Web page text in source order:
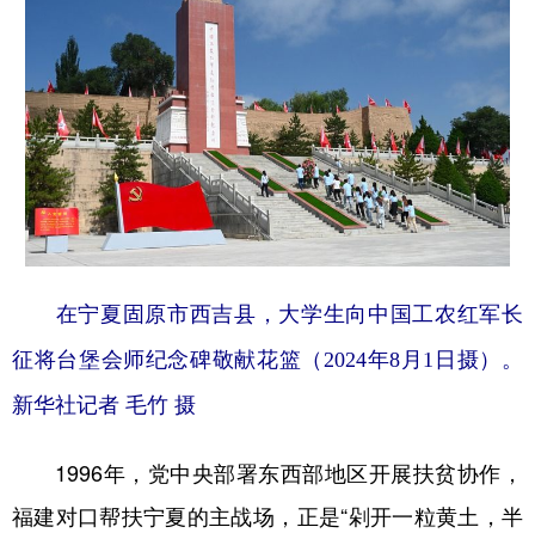
在宁夏固原市西吉县，大学生向中国工农红军长
征将台堡会师纪念碑敬献花篮（2024年8月1日摄）。
新华社记者 毛竹 摄
1996年，党中央部署东西部地区开展扶贫协作，
福建对口帮扶宁夏的主战场，正是“剁开一粒黄土，半